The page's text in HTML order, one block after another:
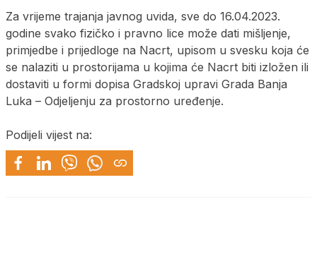
Za vrijeme trajanja javnog uvida, sve do 16.04.2023.
godine svako fizičko i pravno lice može dati mišljenje,
primjedbe i prijedloge na Nacrt, upisom u svesku koja će
se nalaziti u prostorijama u kojima će Nacrt biti izložen ili
dostaviti u formi dopisa Gradskoj upravi Grada Banja
Luka – Odjeljenju za prostorno uređenje.
Podijeli vijest na: